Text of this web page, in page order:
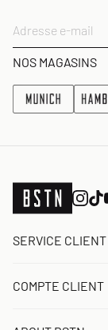
Adresse e-mail
NOS MAGASINS
SERVICE CLIENT
FAQ
COMPTE CLIENT